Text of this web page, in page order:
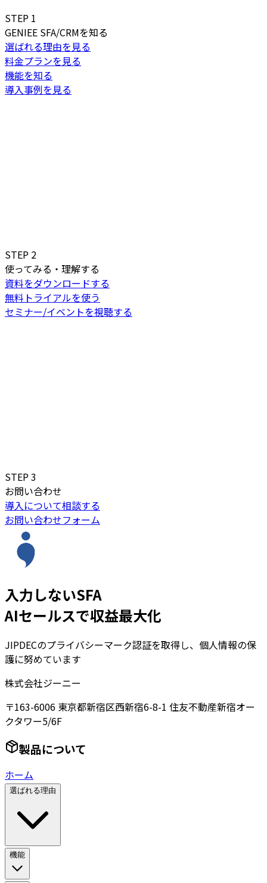
STEP 1
GENIEE SFA/CRMを知る
選ばれる理由を見る
料金プランを見る
機能を知る
導入事例を見る
STEP 2
使ってみる・理解する
資料をダウンロードする
無料トライアルを使う
セミナー/イベントを視聴する
STEP3
お問い合わせ
導入について相談する
お問い合わせフォーム
入力しないSFA
AIセールスで収益最大化
JIPDECのプライバシーマーク認証を取得し、個人情報の保
護に努めています
株式会社ジーニー
〒163-6006 東京都新宿区西新宿6-8-1 住友不動産新宿オー
クタワー5/6F
製品について
ホーム
選ばれる理由
機能